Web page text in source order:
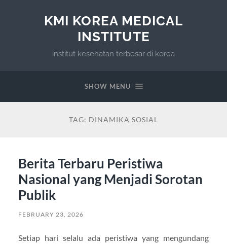
KMI KOREA MEDICAL
INSTITUTE
institut kesehatan terbesar di korea
SHOW MENU
TAG: DINAMIKA SOSIAL
Berita Terbaru Peristiwa
Nasional yang Menjadi Sorotan
Publik
FEBRUARY 23, 2026
Setiap hari selalu ada peristiwa yang mengundang